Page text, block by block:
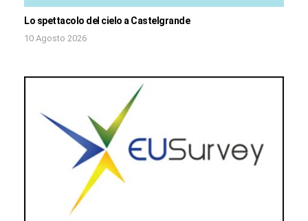
Lo spettacolo del cielo a Castelgrande
10 Agosto 2026